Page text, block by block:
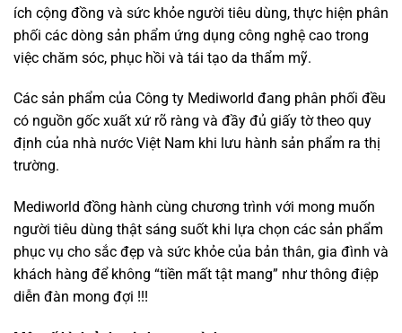
ích cộng đồng và sức khỏe người tiêu dùng, thực hiện phân
phối các dòng sản phẩm ứng dụng công nghệ cao trong
việc chăm sóc, phục hồi và tái tạo da thẩm mỹ.
Các sản phẩm của Công ty Mediworld đang phân phối đều
có nguồn gốc xuất xứ rõ ràng và đầy đủ giấy tờ theo quy
định của nhà nước Việt Nam khi lưu hành sản phẩm ra thị
trường.
Mediworld đồng hành cùng chương trình với mong muốn
người tiêu dùng thật sáng suốt khi lựa chọn các sản phẩm
phục vụ cho sắc đẹp và sức khỏe của bản thân, gia đình và
khách hàng để không “tiền mất tật mang” như thông điệp
diễn đàn mong đợi !!!